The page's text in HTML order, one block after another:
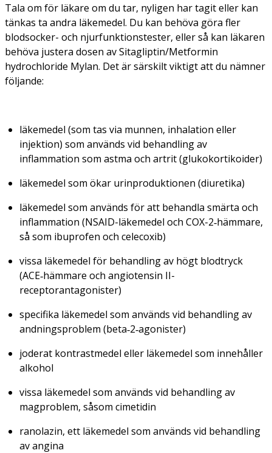
Tala om för läkare om du tar, nyligen har tagit eller kan
tänkas ta andra läkemedel. Du kan behöva göra fler
blodsocker- och njurfunktionstester, eller så kan läkaren
behöva justera dosen av Sitagliptin/Metformin
hydrochloride Mylan. Det är särskilt viktigt att du nämner
följande:
läkemedel (som tas via munnen, inhalation eller
injektion) som används vid behandling av
inflammation som astma och artrit (glukokortikoider)
läkemedel som ökar urinproduktionen (diuretika)
läkemedel som används för att behandla smärta och
inflammation (NSAID-läkemedel och COX-2‑hämmare,
så som ibuprofen och celecoxib)
vissa läkemedel för behandling av högt blodtryck
(ACE‑hämmare och angiotensin II-
receptorantagonister)
specifika läkemedel som används vid behandling av
andningsproblem (beta‑2‑agonister)
joderat kontrastmedel eller läkemedel som innehåller
alkohol
vissa läkemedel som används vid behandling av
magproblem, såsom cimetidin
ranolazin, ett läkemedel som används vid behandling
av angina